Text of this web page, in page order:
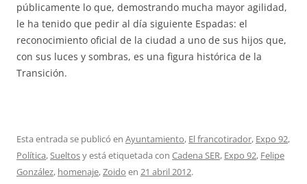
públicamente lo que, demostrando mucha mayor agilidad,
le ha tenido que pedir al día siguiente Espadas: el
reconocimiento oficial de la ciudad a uno de sus hijos que,
con sus luces y sombras, es una figura histórica de la
Transición.
Esta entrada se publicó en Ayuntamiento, El francotirador, Expo 92,
Política,Sueltosy está etiquetada con Cadena SER, Expo 92, Felipe
González, homenaje,Zoido en 21 abril 2012.